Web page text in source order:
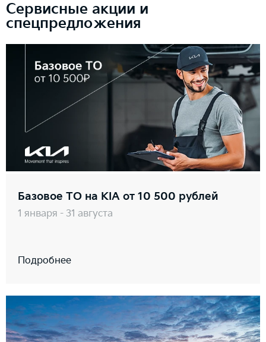
Сервисные акции и
спецпредложения
Базовое ТО на KIA от 10 500 рублей
1 января - 31 августа
Подробнее